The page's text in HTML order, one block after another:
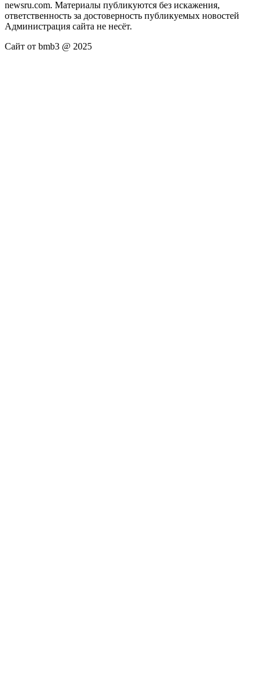
newsru.com. Материалы публикуются без искажения,
ответственность за достоверность публикуемых новостей
Администрация сайта не несёт.
Сайт от bmb3 @ 2025